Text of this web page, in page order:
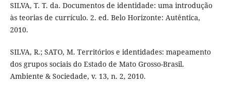
SILVA, T. T. da. Documentos de identidade: uma introdução
às teorias de currículo. 2. ed. Belo Horizonte: Autêntica,
2010.
SILVA, R.; SATO, M. Territórios e identidades: mapeamento
dos grupos sociais do Estado de Mato Grosso-Brasil.
Ambiente & Sociedade, v. 13, n. 2, 2010.